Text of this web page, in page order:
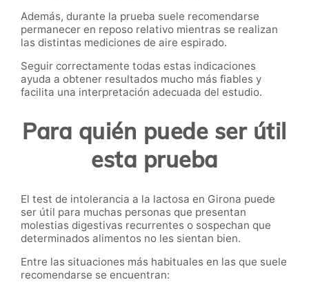
Además, durante la prueba suele recomendarse
permanecer en reposo relativo mientras se realizan
las distintas mediciones de aire espirado.
Seguir correctamente todas estas indicaciones
ayuda a obtener resultados mucho más fiables y
facilita una interpretación adecuada del estudio.
Para quién puede ser útil
esta prueba
El test de intolerancia a la lactosa en Girona puede
ser útil para muchas personas que presentan
molestias digestivas recurrentes o sospechan que
determinados alimentos no les sientan bien.
Entre las situaciones más habituales en las que suele
recomendarse se encuentran: